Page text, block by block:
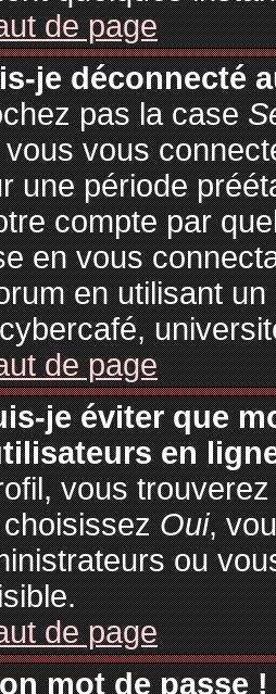
de page
je déconnecté
pas la case
vous
une période
compte par
en vous
en utilisant
de page
je éviter que
en
vous
Oui,
ou
de page
mot de passe !